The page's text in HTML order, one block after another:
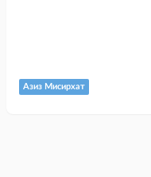
Азиз Мисирхат